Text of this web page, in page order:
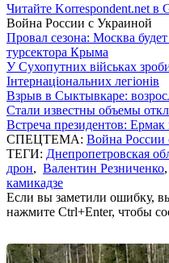
Читайте Korrespondent.net в
Война России с Украиной
Провал сезона: Москва
турсектора Крыма
У Сухопутних військах
Інтернаціональних легіонів
Взрыв в Сыктывкаре:
Стали известны объемы
Встреча президентов:
СПЕЦТЕМА: Война России
ТЕГИ: Днепропетровская
дрон, Валентин Резниченко,
камикадзе
Если вы заметили ошибку,
нажмите Ctrl+Enter, чтобы